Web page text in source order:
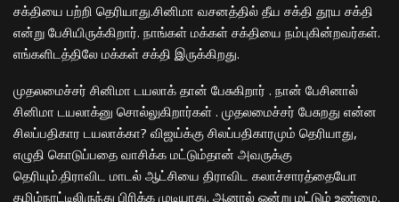
சக்தியை பற்றி தெரியாது.சினிமா வசனத்தில் தீய சக்தி தூய சக்தி
என்று பேசியிருக்கிறார். நாங்கள் மக்கள் சக்தியை நம்புகின்றவர்கள்.
எங்களிடத்திலே மக்கள் சக்தி இருக்கிறது.
முதலமைச்சர் சினிமா டயலாக் தான் பேசுகிறார் . நான் பேசினால்
சினிமா டயலாக்னு சொல்லுகிறார்கள் . முதலமைச்சர் பேசுறது என்ன
சிலப்பதிகார டயலாக்கா? விஜய்க்கு சிலப்பதிகாரமும் தெரியாது,
எழுதி கொடுப்பதை வாசிக்க மட்டும்தான் அவருக்கு
தெரியும்.திராவிட மாடல் ஆட்சியை திராவிட கலாச்சாரத்தையோ
தமிழ்நாட்டிலிருந்து பிரிக்க முடியாது. ஆனால் ஒன்று மட்டும் உண்மை.